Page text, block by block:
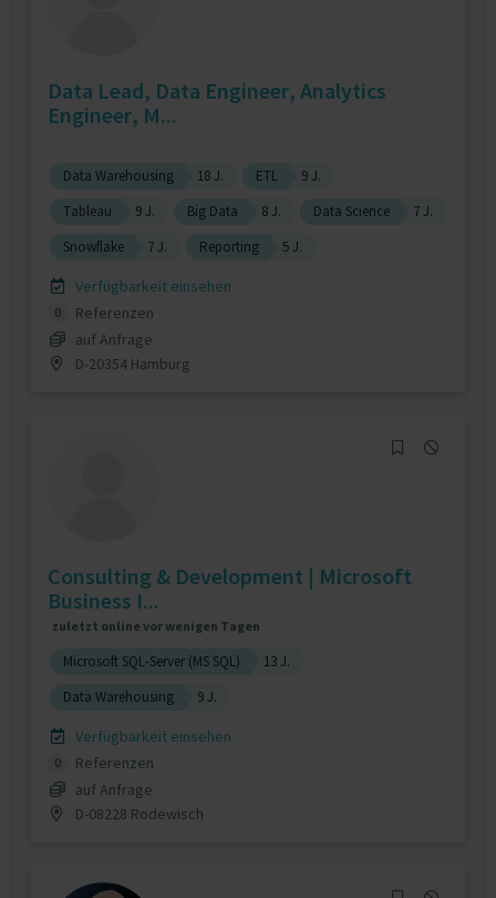
Data Lead, Data Engineer, Analytics
Engineer, M...
Data Warehousing 18 J. ETL
9 J.
Tableau
9 J. Big Data 8 J. Data Science
7 J.
Snowflake
7 J. Reporting 5 J.
Verfügbarkeit einsehen
0
Referenzen
auf Anfrage
D-20354 Hamburg
Consulting & Development | Microsoft
Business I...
zuletzt online vor wenigen Tagen
Microsoft SQL-Server (MS SQL)
13 J.
Data Warehousing
9 J.
Verfügbarkeit einsehen
0
Referenzen
auf Anfrage
D-08228 Rodewisch